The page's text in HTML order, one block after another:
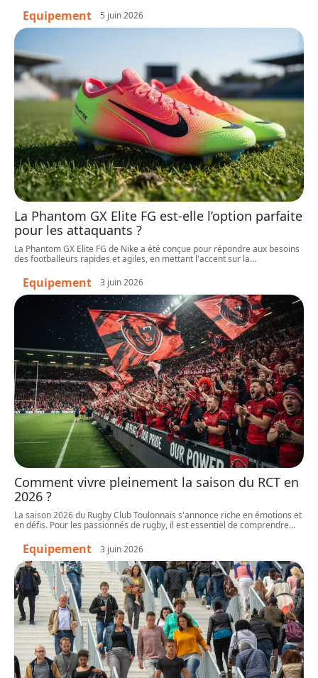
Equipement 5 juin 2026
La Phantom GX Elite FG est-elle l’option parfaite
pour les attaquants ?
La Phantom GX Elite FG de Nike a été conçue pour répondre aux besoins
des footballeurs rapides et agiles, en mettant l'accent sur la…
Equipement 3 juin 2026
Comment vivre pleinement la saison du RCT en
2026 ?
La saison 2026 du Rugby Club Toulonnais s'annonce riche en émotions et
en défis. Pour les passionnés de rugby, il est essentiel de comprendre…
Equipement 3 juin 2026